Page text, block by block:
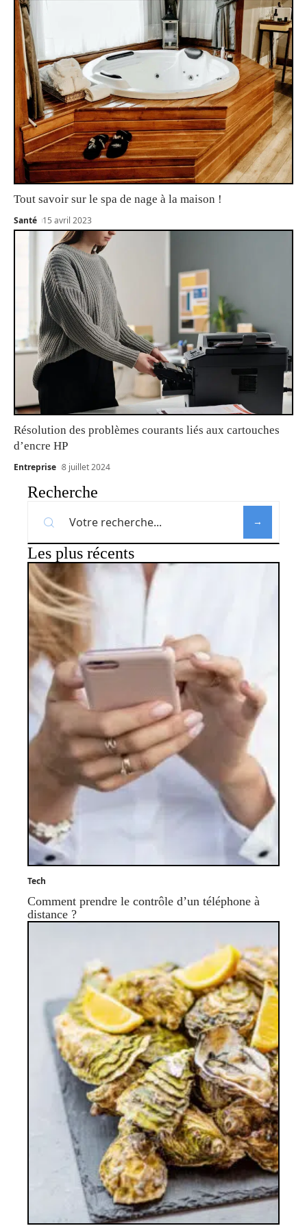
Tout savoir sur le spa de nage à la maison !
Santé 15 avril 2023
Résolution des problèmes courants liés aux cartouches
d’encre HP
Entreprise 8 juillet 2024
Recherche
Les plus récents
Tech
Comment prendre le contrôle d’un téléphone à
distance ?